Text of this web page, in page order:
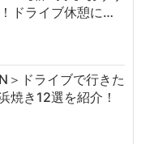
ドライブ休憩に…
＞ドライブで行きた
焼き12選を紹介！